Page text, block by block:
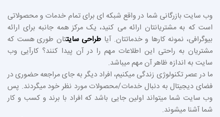
وب سایت بازرگانی شما در واقع شبکه ای برای تمام خدمات و محصولاتی
است که به مشتریانتان ارائه می کنید، یک مرکز همه جانبه برای ارائه
بیوگرافی، نمونه کارها و خدماتتان. آیا طراحی سایتتان طوری هست که
مشتریان به راحتی این اطلاعات مهم را در آن پیدا کنند؟ کارآیی وب
سایت به اندازه ظاهر آن مهم میباشد.
ما در عصر تکنولوژی زندگی میکنیم، افراد دیگر به جای مراجعه حضوری در
فضای دیجیتال به دنبال خدمات/محصولات مورد نظر خود میگردند. پس
وب سایت شما میتواند اولین جایی باشد که افراد با برند و کسب و کار
شما آشنا میشوند.